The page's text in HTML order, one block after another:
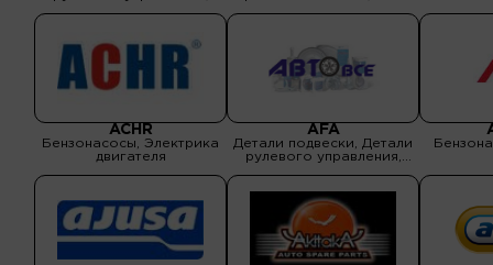
Электрика двигателя
ACHR
Бензонасосы, Электрика
двигателя
AFA
Детали подвески, Детали
рулевого управления,
двигателя, Ремни
приводные, ремни ГРМ,
Электрика двигателя